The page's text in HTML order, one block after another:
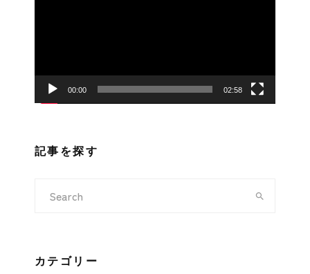
ー
00:00 02:58
記事を探す
カテゴリー